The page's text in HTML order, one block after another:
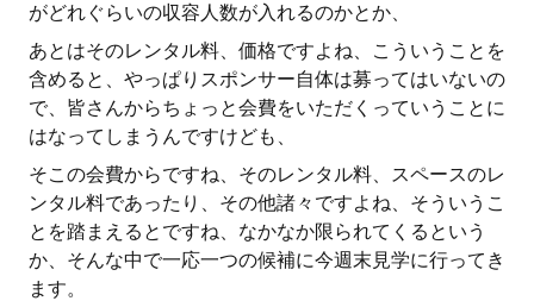
がどれぐらいの収容人数が入れるのかとか、
あとはそのレンタル料、価格ですよね、こういうことを
含めると、やっぱりスポンサー自体は募ってはいないの
で、皆さんからちょっと会費をいただくっていうことに
はなってしまうんですけども、
そこの会費からですね、そのレンタル料、スペースのレ
ンタル料であったり、その他諸々ですよね、そういうこ
とを踏まえるとですね、なかなか限られてくるという
か、そんな中で一応一つの候補に今週末見学に行ってき
ます。